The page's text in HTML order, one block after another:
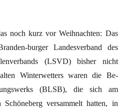
noch kurz vor Weihnachten: Das
burger Landesverband des
(LSVD) bisher nicht
Winterwetters waren die Be-
(BLSB), die sich am
Schöneberg versammelt hatten, in